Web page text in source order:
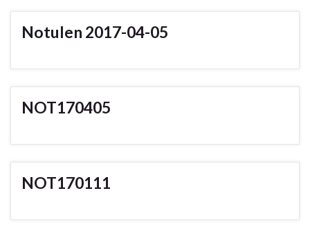
Notulen 2017-04-05
NOT170405
NOT170111